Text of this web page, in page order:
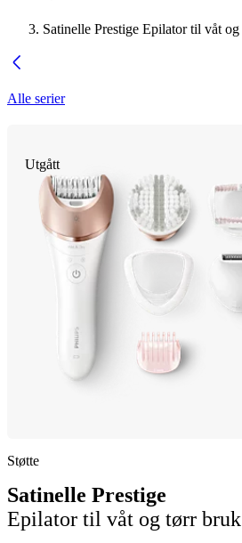
Satinelle Prestige Epilator til våt
Alle serier
Utgått
Støtte
Satinelle Prestige
Epilator til våt og tørr bruk